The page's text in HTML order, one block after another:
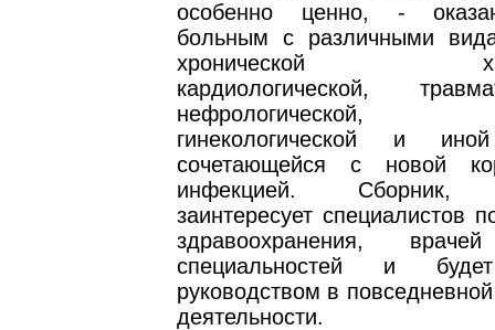
особенно ценно, -
больным с различными
хронической
кардиологической,
нефрологической,
гинекологической и
сочетающейся с новой
инфекцией. Сборник,
заинтересует специалистов
здравоохранения,
специальностей и
руководством в
деятельности.